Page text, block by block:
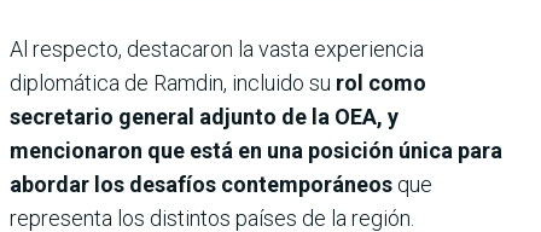
Al respecto, destacaron la vasta experiencia
diplomática de Ramdin, incluido su rol como
secretario general adjunto de la OEA, y
mencionaron que está en una posición única para
abordar los desafíos contemporáneos que
representa los distintos países de la región.